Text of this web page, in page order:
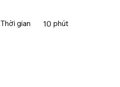
Thời gian 10 ​phút